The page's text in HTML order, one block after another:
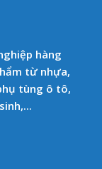
hàng
từ nhựa,
tùng ô tô,